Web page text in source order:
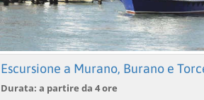
Escursione a Murano, Burano e
Durata: a partire da 4 ore